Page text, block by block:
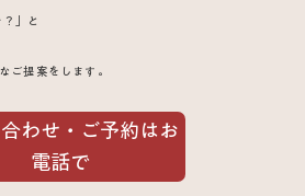
わせ・ご予約はお
電話で
」と
ご提案をします。
速回復